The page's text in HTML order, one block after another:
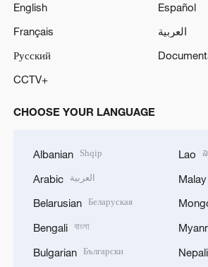
English
Español
Français
العربية
Русский
CCTV+
CHOOSE YOUR LANGUAGE
Albanian Shqip
Arabic العربية
Belarusian Беларуская
Bengali বাংলা
Bulgarian Български
Lao
Malay
Nepali